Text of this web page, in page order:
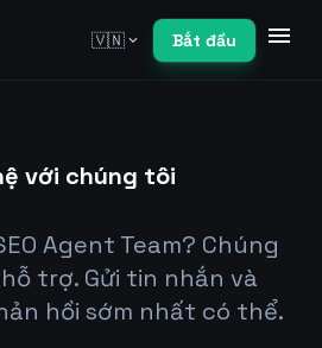
🇻🇳expand_more Bắt đầu menu
với chúng tôi
Agent Team? Chúng
trợ. Gửi tin nhắn và
hồi sớm nhất có thể.